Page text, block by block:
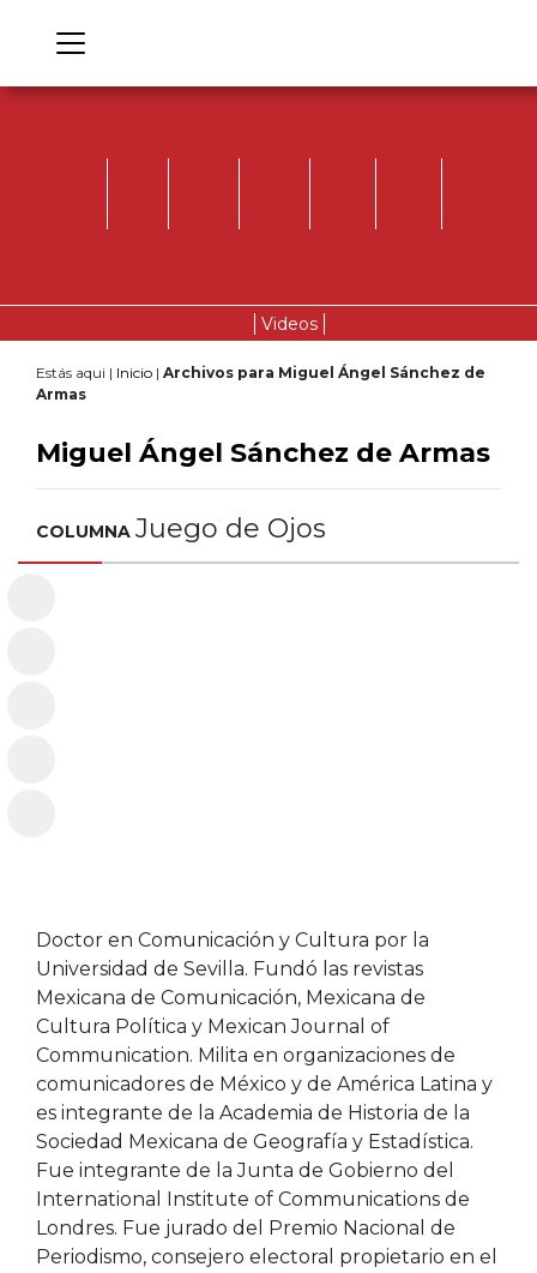
Videos
Estás aqui | Inicio | Archivos para Miguel Ángel Sánchez de
Armas
Miguel Ángel Sánchez de Armas
COLUMNA Juego de Ojos
Doctor en Comunicación y Cultura por la
Universidad de Sevilla. Fundó las revistas
Mexicana de Comunicación, Mexicana de
Cultura Política y Mexican Journal of
Communication. Milita en organizaciones de
comunicadores de México y de América Latina y
es integrante de la Academia de Historia de la
Sociedad Mexicana de Geografía y Estadística.
Fue integrante de la Junta de Gobierno del
International Institute of Communications de
Londres. Fue jurado del Premio Nacional de
Periodismo, consejero electoral propietario en el